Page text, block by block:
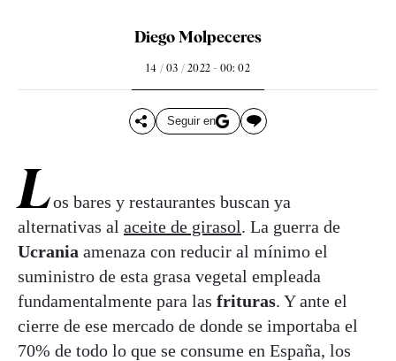
Diego Molpeceres
14 / 03 / 2022 - 00: 02
Seguir en
Los bares y restaurantes buscan ya
alternativas al aceite de girasol. La guerra de
Ucrania amenaza con reducir al mínimo el
suministro de esta grasa vegetal empleada
fundamentalmente para las frituras. Y ante el
cierre de ese mercado de donde se importaba el
70% de todo lo que se consume en España, los